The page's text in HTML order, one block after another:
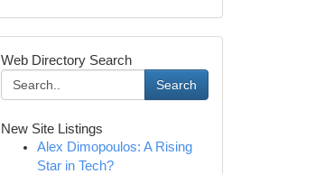
Web Directory Search
Search
New Site Listings
Alex Dimopoulos: A Rising
Star in Tech?